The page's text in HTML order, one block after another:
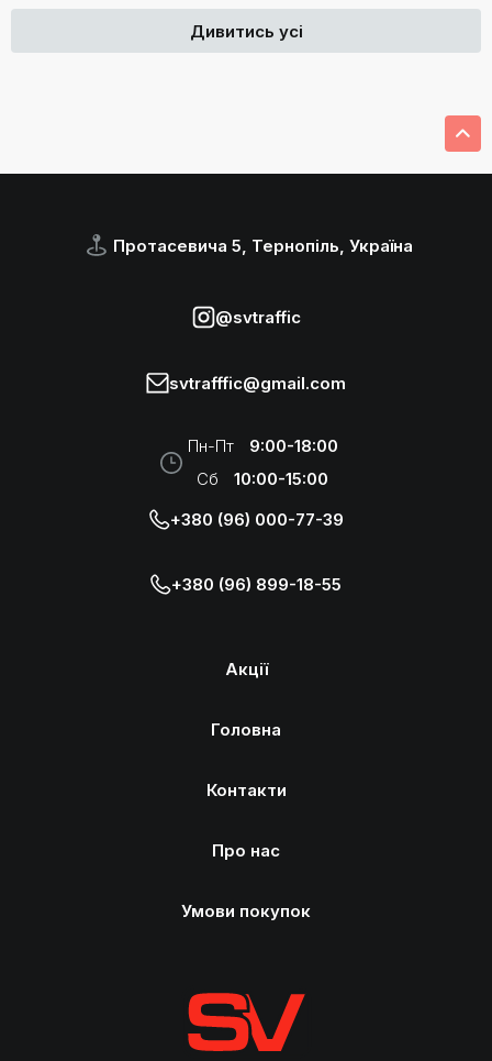
Дивитись усі
Акції
Головна
Контакти
Про нас
Умови покупок
Протасевича 5, Тернопіль, Україна
@svtraffic
svtrafffic@gmail.com
Пн-Пт
9:00-18:00
Сб
10:00-15:00
+380 (96) 000-77-39
+380 (96) 899-18-55